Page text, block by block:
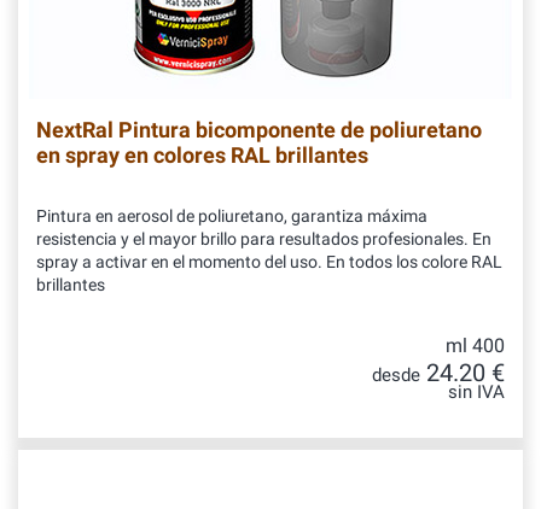
NextRal Pintura bicomponente de poliuretano
en spray en colores RAL brillantes
Pintura en aerosol de poliuretano, garantiza máxima
resistencia y el mayor brillo para resultados profesionales. En
spray a activar en el momento del uso. En todos los colore RAL
brillantes
ml 400
desde 24.20 €
sin IVA